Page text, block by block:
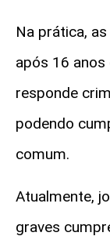
Na prática,
após 16 anos
responde
podendo
comum.
Atualmente,
graves